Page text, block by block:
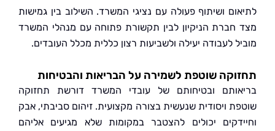
ושיתוף פעולה עם נציגי המשרד. השילוב בין גמישות
הניקיון לבין תקשורת פתוחה עם מנהלי המשרד
לעבודה יעילה ולשביעות רצון כללית מכלל העובדים.
שוטפת לשמירה על הבריאות והבטיחות
ובטיחותם של עובדי המשרד דורשת תחזוקה
ויסודית שנעשית בצורה מקצועית. זיהום סביבתי, אבק
יכולים להצטבר במקומות שלא מגיעים אליהם